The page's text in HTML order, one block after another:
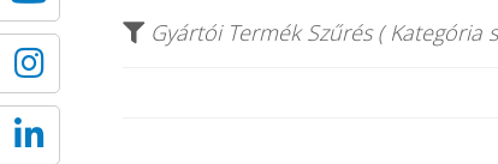
Gyártói Termék Szűrés ( Kategória